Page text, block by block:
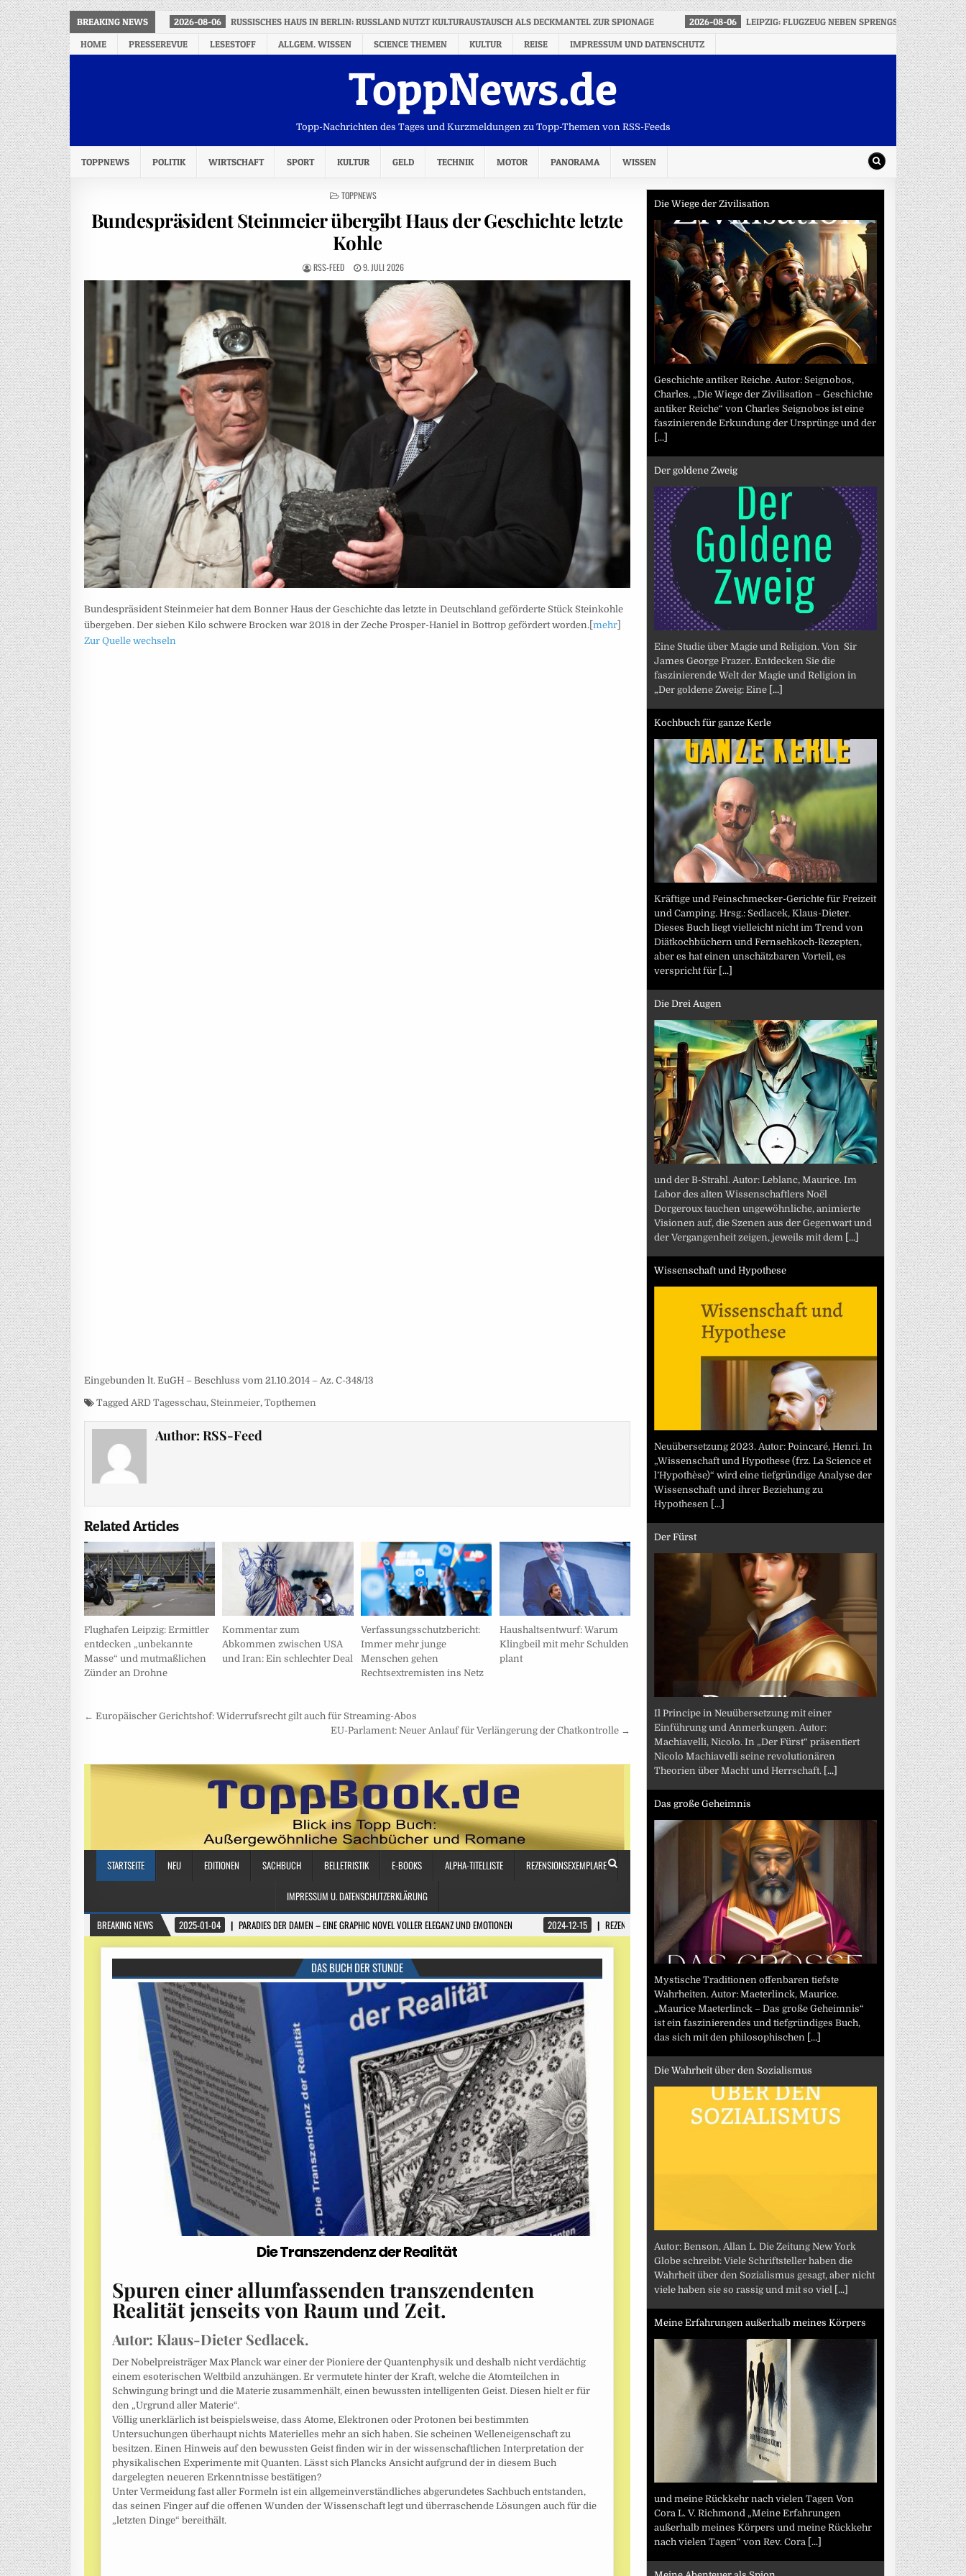
BREAKING NEWS 2026-08-06 RUSSISCHES HAUS IN BERLIN: RUSSLAND NUTZT KULTURAUSTAUSCH ALS DECKMANTEL ZUR SPIONAGE 2026-08-06
LEIPZIG: FLUGZEUG NEBEN SPRENGSTOFF-
HOME
PRESSEREVUE LESESTOFF ALLGEM. WISSEN SCIENCE THEMEN KULTUR REISE IMPRESSUM UND DATENSCHUTZ
ToppNews.de
Topp-Nachrichten des Tages und Kurzmeldungen zu Topp-Themen von RSS-Feeds
TOPPNEWS POLITIK WIRTSCHAFT SPORT KULTUR GELD TECHNIK MOTOR PANORAMA WISSEN
POSTED
TOPPNEWS
Bundespräsident Steinmeier übergibt Haus der Geschichte letzte
Kohle
RSS-FEED 9. JULI 2026
Bundespräsident Steinmeier hat dem Bonner Haus der Geschichte das letzte in Deutschland geförderte Stück Steinkohle
übergeben. Der sieben Kilo schwere Brocken war 2018 in der Zeche Prosper-Haniel in Bottrop gefördert worden.[mehr]
Zur Quelle wechseln
Eingebunden lt. EuGH – Beschluss vom 21.10.2014 – Az. C-348/13
Tagged ARD Tagesschau, Steinmeier, Topthemen
Author:RSS-Feed
Related Articles
Flughafen Leipzig: Ermittler
entdecken „unbekannte
Masse“ und mutmaßlichen
Zünder an Drohne
Kommentar zum
Abkommen zwischen USA
und Iran: Ein schlechter Deal
Verfassungsschutzbericht:
Immer mehr junge
Menschen gehen
Rechtsextremisten ins Netz
Haushaltsentwurf: Warum
Klingbeil mit mehr Schulden
plant
Beitragsnavigation
← Europäischer Gerichtshof: Widerrufsrecht gilt auch für Streaming-Abos
EU-Parlament: Neuer Anlauf für Verlängerung der Chatkontrolle →
Die Wiege der Zivilisation
Geschichte antiker Reiche. Autor: Seignobos,
Charles. „Die Wiege der Zivilisation – Geschichte
antiker Reiche“ von Charles Seignobos ist eine
faszinierende Erkundung der Ursprünge und der
[...]
Der goldene Zweig
Eine Studie über Magie und Religion. Von Sir
James George Frazer. Entdecken Sie die
faszinierende Welt der Magie und Religion in
„Der goldene Zweig: Eine [...]
Kochbuch für ganze Kerle
Kräftige und Feinschmecker-Gerichte für Freizeit
und Camping. Hrsg.: Sedlacek, Klaus-Dieter.
Dieses Buch liegt vielleicht nicht im Trend von
Diätkochbüchern und Fernsehkoch-Rezepten,
aber es hat einen unschätzbaren Vorteil, es
verspricht für [...]
Die Drei Augen
und der B-Strahl. Autor: Leblanc, Maurice. Im
Labor des alten Wissenschaftlers Noël
Dorgeroux tauchen ungewöhnliche, animierte
Visionen auf, die Szenen aus der Gegenwart und
der Vergangenheit zeigen, jeweils mit dem [...]
Wissenschaft und Hypothese
Neuübersetzung 2023. Autor: Poincaré, Henri. In
„Wissenschaft und Hypothese (frz. La Science et
l’Hypothèse)“ wird eine tiefgründige Analyse der
Wissenschaft und ihrer Beziehung zu
Hypothesen [...]
Der Fürst
Il Principe in Neuübersetzung mit einer
Einführung und Anmerkungen. Autor:
Machiavelli, Nicolo. In „Der Fürst“ präsentiert
Nicolo Machiavelli seine revolutionären
Theorien über Macht und Herrschaft. [...]
Das große Geheimnis
Mystische Traditionen offenbaren tiefste
Wahrheiten. Autor: Maeterlinck, Maurice.
„Maurice Maeterlinck – Das große Geheimnis“
ist ein faszinierendes und tiefgründiges Buch,
das sich mit den philosophischen [...]
Die Wahrheit über den Sozialismus
Autor: Benson, Allan L. Die Zeitung New York
Globe schreibt: Viele Schriftsteller haben die
Wahrheit über den Sozialismus gesagt, aber nicht
viele haben sie so rassig und mit so viel [...]
Meine Erfahrungen außerhalb meines Körpers
und meine Rückkehr nach vielen Tagen Von
Cora L. V. Richmond „Meine Erfahrungen
außerhalb meines Körpers und meine Rückkehr
nach vielen Tagen“ von Rev. Cora [...]